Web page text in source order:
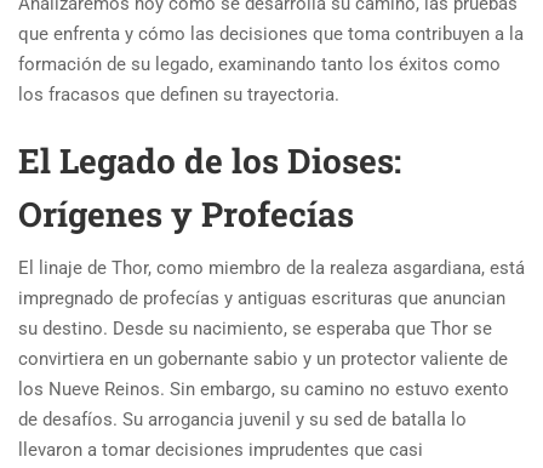
que enfrenta y cómo las decisiones que toma contribuyen a la
formación de su legado, examinando tanto los éxitos como
los fracasos que definen su trayectoria.
El Legado de los Dioses:
Orígenes y Profecías
El linaje de Thor, como miembro de la realeza asgardiana, está
impregnado de profecías y antiguas escrituras que anuncian
su destino. Desde su nacimiento, se esperaba que Thor se
convirtiera en un gobernante sabio y un protector valiente de
los Nueve Reinos. Sin embargo, su camino no estuvo exento
de desafíos. Su arrogancia juvenil y su sed de batalla lo
llevaron a tomar decisiones imprudentes que casi